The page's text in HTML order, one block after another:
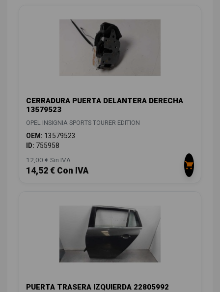
CERRADURA PUERTA DELANTERA DERECHA
13579523
OPEL INSIGNIA SPORTS TOURER EDITION
OEM: 13579523
ID: 755958
12,00 € Sin IVA
14,52 € Con IVA
PUERTA TRASERA IZQUIERDA 22805992